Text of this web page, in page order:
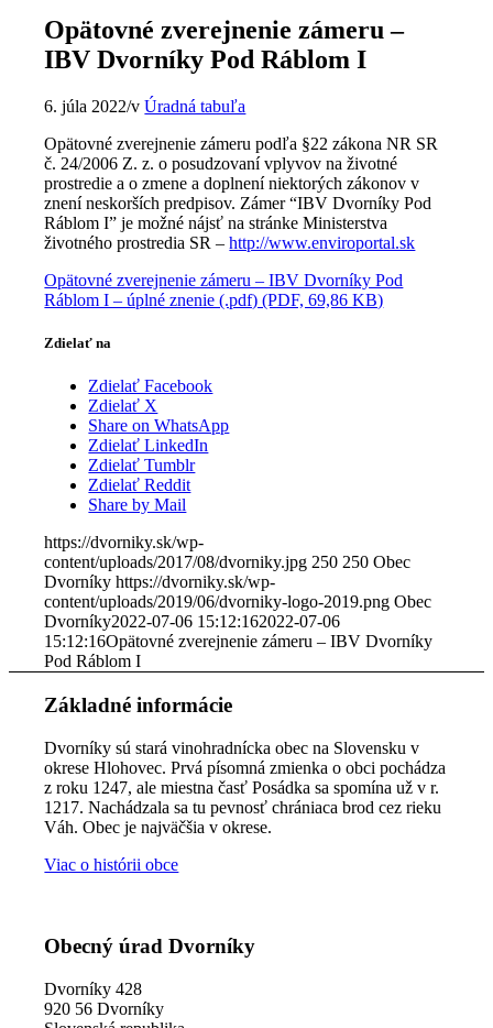
Opätovné zverejnenie zámeru –
IBV Dvorníky Pod Ráblom I
6. júla 2022/vÚradná tabuľa
Opätovné zverejnenie zámeru podľa §22 zákona NR SR
č. 24/2006 Z. z. o posudzovaní vplyvov na životné
prostredie a o zmene a doplnení niektorých zákonov v
znení neskorších predpisov. Zámer “IBV Dvorníky Pod
Ráblom I” je možné nájsť na stránke Ministerstva
životného prostredia SR –http://www.enviroportal.sk
Opätovné zverejnenie zámeru – IBV Dvorníky Pod
Ráblom I – úplné znenie (.pdf) (PDF, 69,86 KB)
Zdielať na
Zdielať Facebook
Zdielať X
Share on WhatsApp
Zdielať LinkedIn
Zdielať Tumblr
Zdielať Reddit
Share by Mail
https://dvorniky.sk/wp-
content/uploads/2017/08/dvorniky.jpg 250 250 Obec
Dvorníky https://dvorniky.sk/wp-
content/uploads/2019/06/dvorniky-logo-2019.png Obec
Dvorníky2022-07-06 15:12:162022-07-06
15:12:16Opätovné zverejnenie zámeru – IBV Dvorníky
Pod Ráblom I
Základné informácie
Dvorníky sú stará vinohradnícka obec na Slovensku v
okrese Hlohovec. Prvá písomná zmienka o obci pochádza
z roku 1247, ale miestna časť Posádka sa spomína už v r.
1217. Nachádzala sa tu pevnosť chrániaca brod cez rieku
Váh. Obec je najväčšia v okrese.
Viac o histórii obce
Obecný úrad Dvorníky
Dvorníky 428
920 56 Dvorníky